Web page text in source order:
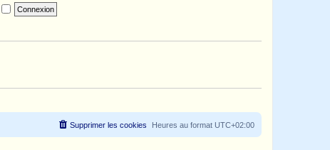
g
e
e
s
e
Heures au format UTC+02:00
Supprimer les cookies